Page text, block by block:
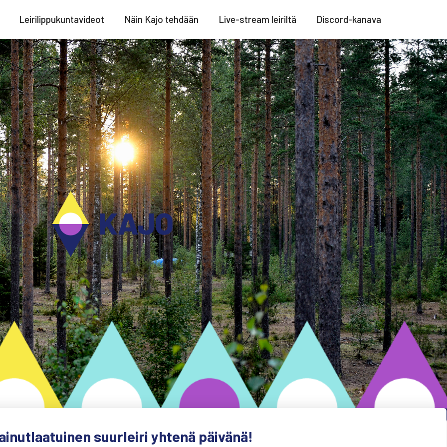
Leirilippukuntavideot Näin Kajo tehdään Live-stream leiriltä Discord-kanava
suurleiri yhtenä päivänä!